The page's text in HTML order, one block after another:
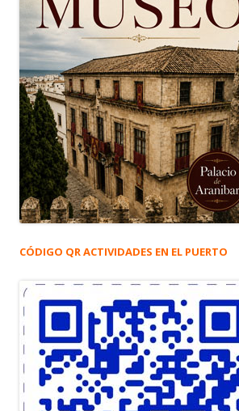
CÓDIGO QR ACTIVIDADES EN EL PUERTO